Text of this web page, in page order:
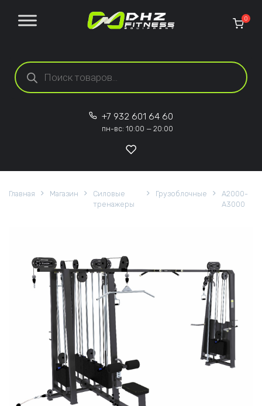
Поиск товаров
0
+7 932 601 64 60
пн-вс: 10:00 — 20:00
Главная Магазин
Силовые
тренажеры
Грузоблочные
A2000-
A3000